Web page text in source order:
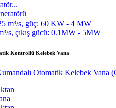
Isı...
iyon Batarya...
Sabit Kanatlı Ka...
Kontrollü Kelebek Vana